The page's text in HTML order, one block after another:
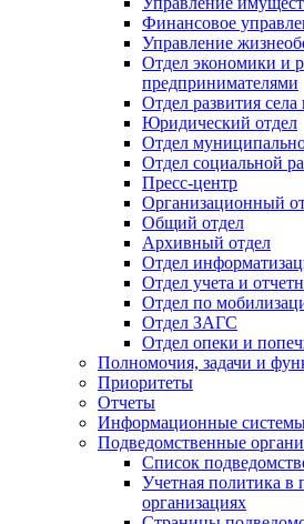
Финансовое
Управление
Отдел экономики и
предпринимателями
Отдел развития села
Юридический отдел
Отдел
Отдел социальной
Пресс-центр
Организационный
Общий отдел
Архивный отдел
Отдел
Отдел учета и
Отдел по
Отдел ЗАГС
Отдел опеки и
Полномочия, задачи и
Приоритеты
Отчеты
Информационные
Подведомственные
Список
Учетная политика в
организациях